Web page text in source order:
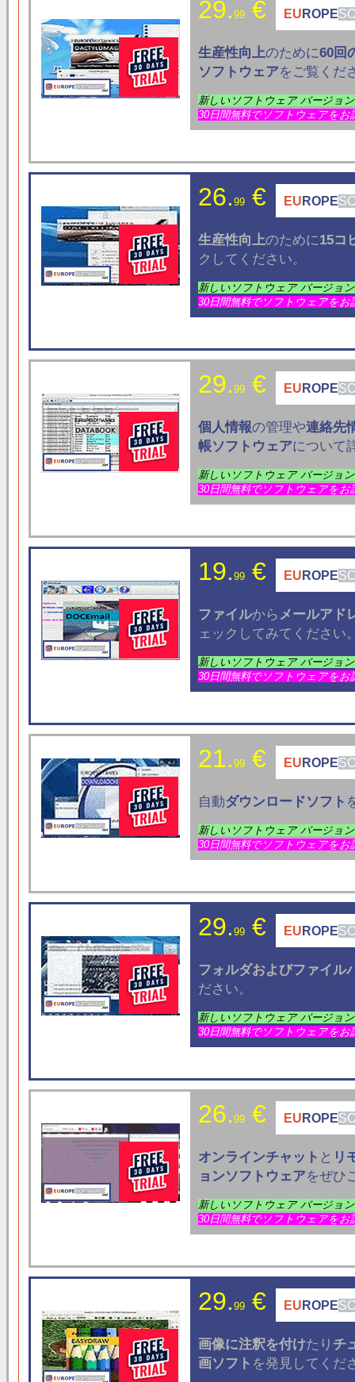
29. 99€ EU ROPE
生産性向上のために60回
ソフトウェアをご覧くだ
新しいソフトウェア バージョ
30日間無料でソフトウェアをお
26. 99€ EU ROPE
生産性向上のために15コ
クしてください。
新しいソフトウェア バージョ
30日間無料でソフトウェアをお
29. 99€ EU ROPE
個人情報の管理や連絡先
帳ソフトウェアについて
新しいソフトウェア バージョ
30日間無料でソフトウェアをお
19. 99€ EU ROPE
ファイルからメールアド
ェックしてみてください
新しいソフトウェア バージョ
30日間無料でソフトウェアをお
21. 99€ EU ROPE
自動ダウンロードソフト
新しいソフトウェア バージョ
30日間無料でソフトウェアをお
29. 99€ EU ROPE
フォルダおよびファイル
ださい。
新しいソフトウェア バージョ
30日間無料でソフトウェアをお
26. 99€ EU ROPE
オンラインチャット と リ
ョンソフトウェアをぜひ
新しいソフトウェア バージョ
30日間無料でソフトウェアをお
29. 99€ EU ROPE
画像に注釈を付けたり チ
画ソフト を発見してくだ